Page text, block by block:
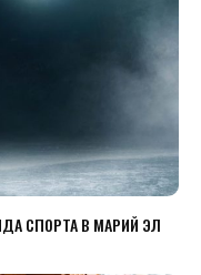
СПОРТА В МАРИЙ ЭЛ